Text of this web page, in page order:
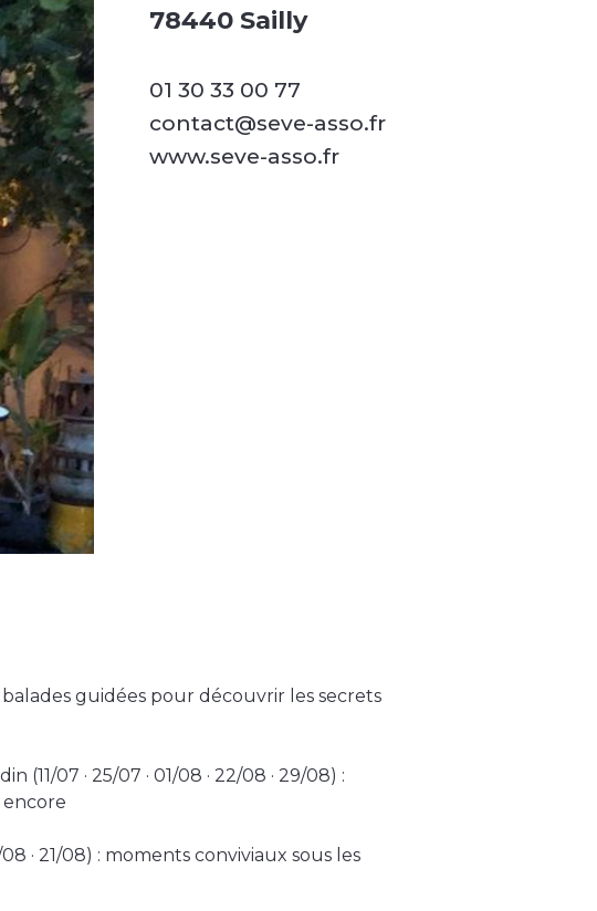
78440 Sailly
01 30 33 00 77
contact@seve-asso.fr
www.seve-asso.fr
balades guidées pour découvrir les secrets
07 · 25/07 · 01/08 · 22/08 · 29/08) :
encore
· 21/08) : moments conviviaux sous les